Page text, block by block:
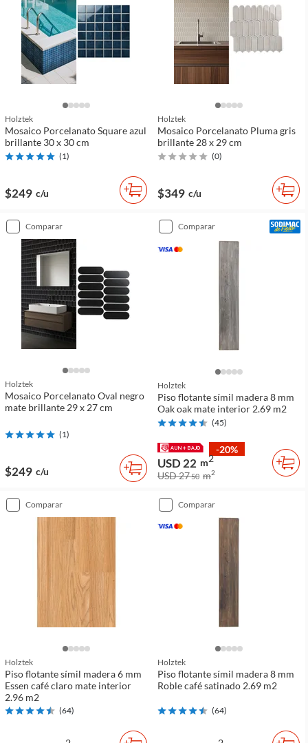
Holztek
Mosaico Porcelanato Square azul
brillante 30 x 30 cm
(1)
$249 c/u
Holztek
Mosaico Porcelanato Pluma gris
brillante 28 x 29 cm
(0)
$349 c/u
comparar
Holztek
Mosaico Porcelanato Oval negro
mate brillante 29 x 27 cm
(1)
$249 c/u
comparar
Holztek
Piso flotante símil madera 8 mm
Oak oak mate interior 2.69 m2
(45)
-20%
USD 22 m2
USD 2750 m2
comparar
Holztek
Piso flotante símil madera 6 mm
Essen café claro mate interior
2.96 m2
(64)
comparar
Holztek
Piso flotante símil madera 8 mm
Roble café satinado 2.69 m2
(64)